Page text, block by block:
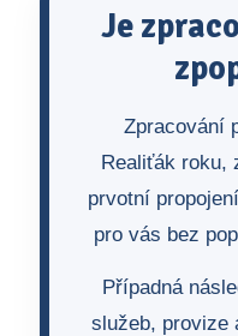
Je
Zpracování
Realiťák roku,
prvotní
pro vás bez
Případná
služeb, provize